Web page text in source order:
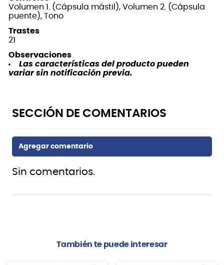
Volumen 1. (Cápsula mástil), Volumen 2. (Cápsula
puente), Tono
Trastes
21
Observaciones
Las características del producto pueden
variar sin notificación previa.
Sin comentarios.
También te puede interesar